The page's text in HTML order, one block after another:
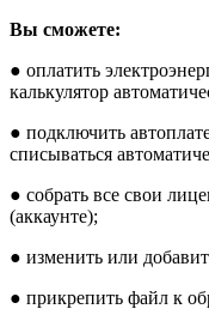
Вы сможете:
● оплатить
калькулятор
● подключить
списываться
● собрать все свои
(аккаунте);
● изменить или
● прикрепить файл к